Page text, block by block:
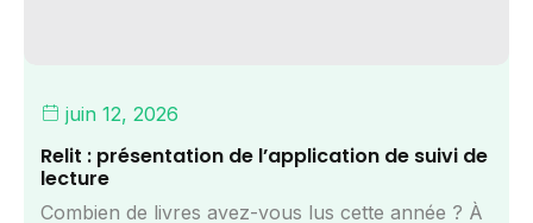
juin 12, 2026
Relit : présentation de l’application de suivi de
lecture
Combien de livres avez-vous lus cette année ? À